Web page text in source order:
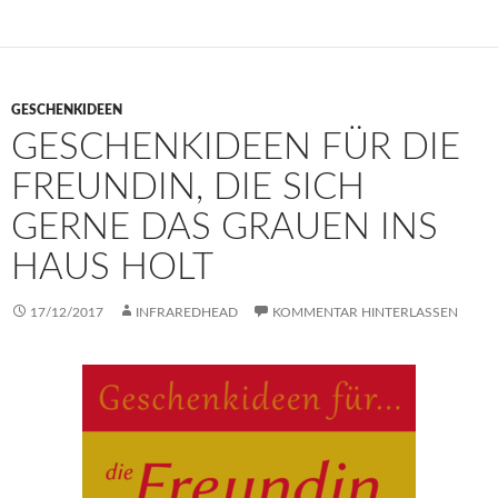
GESCHENKIDEEN
GESCHENKIDEEN FÜR DIE
FREUNDIN, DIE SICH
GERNE DAS GRAUEN INS
HAUS HOLT
17/12/2017 INFRAREDHEAD KOMMENTAR HINTERLASSEN